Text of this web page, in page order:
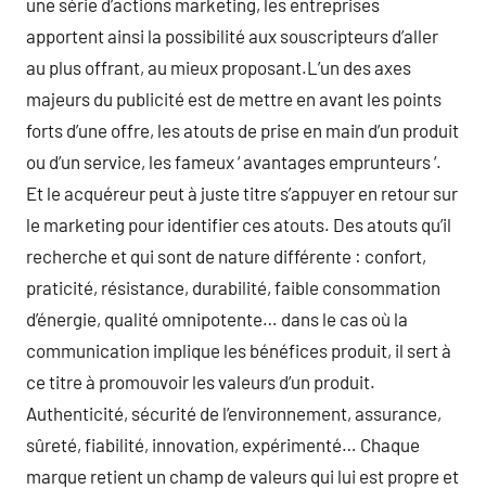
apportent ainsi la possibilité aux souscripteurs d’aller
au plus offrant, au mieux proposant.L’un des axes
majeurs du publicité est de mettre en avant les points
forts d’une offre, les atouts de prise en main d’un produit
ou d’un service, les fameux ‘ avantages emprunteurs ‘.
Et le acquéreur peut à juste titre s’appuyer en retour sur
le marketing pour identifier ces atouts. Des atouts qu’il
recherche et qui sont de nature différente : confort,
praticité, résistance, durabilité, faible consommation
d’énergie, qualité omnipotente… dans le cas où la
communication implique les bénéfices produit, il sert à
ce titre à promouvoir les valeurs d’un produit.
Authenticité, sécurité de l’environnement, assurance,
sûreté, fiabilité, innovation, expérimenté… Chaque
marque retient un champ de valeurs qui lui est propre et